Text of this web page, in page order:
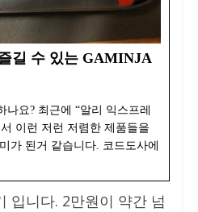
길 수 있는 GAMINJA
나요? 최근에 “알리 익스프레
이런 저런 저렴한 제품들을
가 된거 같습니다. 코드도사에
입니다. 2만원이 약간 넘